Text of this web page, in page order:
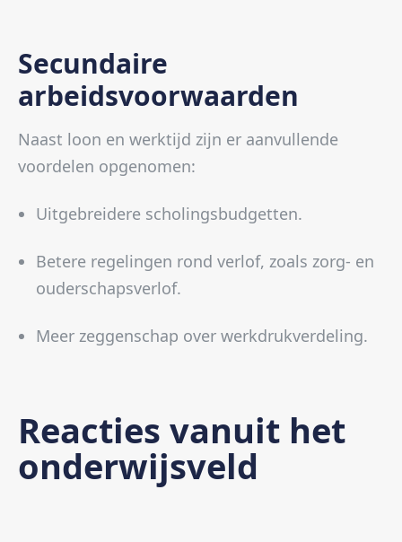
Secundaire
arbeidsvoorwaarden
Naast loon en werktijd zijn er aanvullende
voordelen opgenomen:
Uitgebreidere scholingsbudgetten.
Betere regelingen rond verlof, zoals zorg- en
ouderschapsverlof.
Meer zeggenschap over werkdrukverdeling.
Reacties vanuit het
onderwijsveld